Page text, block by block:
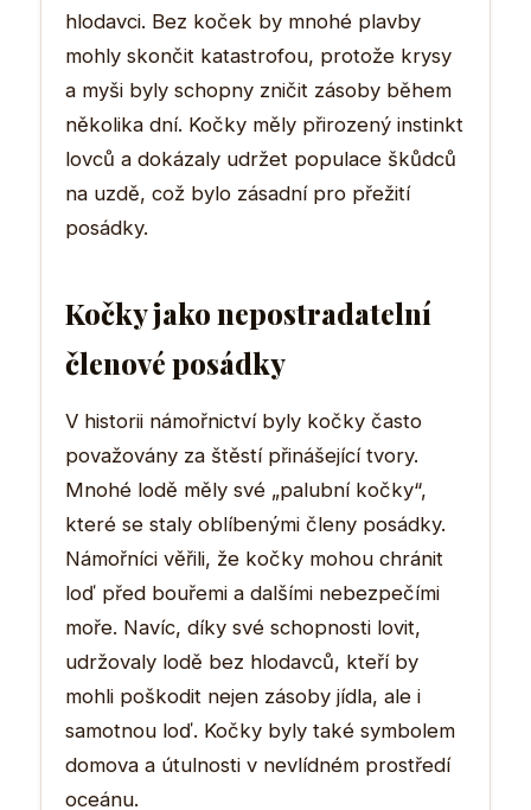
hlodavci. Bez koček by mnohé plavby
mohly skončit katastrofou, protože krysy
a myši byly schopny zničit zásoby během
několika dní. Kočky měly přirozený instinkt
lovců a dokázaly udržet populace škůdců
na uzdě, což bylo zásadní pro přežití
posádky.
Kočky jako nepostradatelní
členové posádky
V historii námořnictví byly kočky často
považovány za štěstí přinášející tvory.
Mnohé lodě měly své „palubní kočky“,
které se staly oblíbenými členy posádky.
Námořníci věřili, že kočky mohou chránit
loď před bouřemi a dalšími nebezpečími
moře. Navíc, díky své schopnosti lovit,
udržovaly lodě bez hlodavců, kteří by
mohli poškodit nejen zásoby jídla, ale i
samotnou loď. Kočky byly také symbolem
domova a útulnosti v nevlídném prostředí
oceánu.